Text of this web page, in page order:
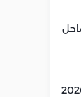
اليوم | الأربعاء 5 -8- 2026